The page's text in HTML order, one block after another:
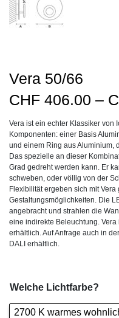
Vera 50/66
CHF 406.00 –
Vera ist ein echter Klassiker von
Komponenten: einer Basis
und einem Ring aus Aluminium,
Das spezielle an dieser
Grad gedreht werden kann. Er
schweben, oder völlig von der
Flexibilität ergeben sich mit
Gestaltungsmöglichkeiten. Die
angebracht und strahlen die
eine indirekte Beleuchtung.
erhältlich. Auf Anfrage auch in
DALI erhältlich.
Welche Lichtfarbe?
2700 K warmes